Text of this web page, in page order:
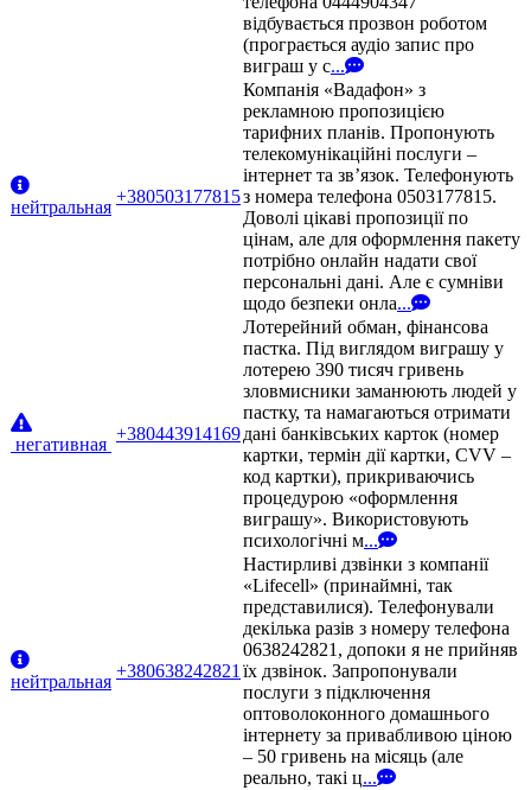
відбувається прозвон роботом
(програється аудіо запис про
виграш у с...
нейтральная
+380503177815
Компанія «Вадафон» з
рекламною пропозицією
тарифних планів. Пропонують
телекомунікаційні послуги –
інтернет та зв’язок. Телефонують
з номера телефона 0503177815.
Доволі цікаві пропозиції по
цінам, але для оформлення пакету
потрібно онлайн надати свої
персональні дані. Але є сумніви
щодо безпеки онла...
негативная
+380443914169
Лотерейний обман, фінансова
пастка. Під виглядом виграшу у
лотерею 390 тисяч гривень
зловмисники заманюють людей у
пастку, та намагаються отримати
дані банківських карток (номер
картки, термін дії картки, CVV –
код картки), прикриваючись
процедурою «оформлення
виграшу». Використовують
психологічні м...
нейтральная
+380638242821
Настирливі дзвінки з компанії
«Lifecell» (принаймні, так
представилися). Телефонували
декілька разів з номеру телефона
0638242821, допоки я не прийняв
їх дзвінок. Запропонували
послуги з підключення
оптоволоконного домашнього
інтернету за привабливою ціною
– 50 гривень на місяць (але
реально, такі ц...